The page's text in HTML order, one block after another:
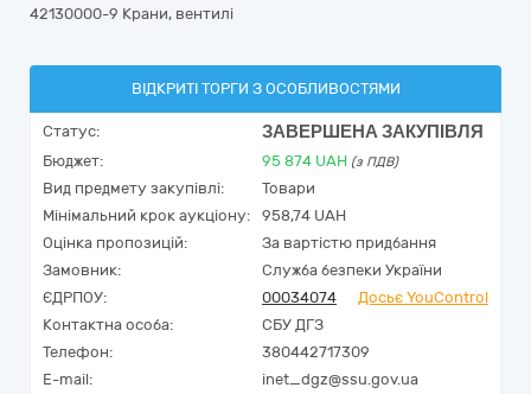
42130000-9 Крани, вентилі
ВІДКРИТІ ТОРГИ З ОСОБЛИВОСТЯМИ
Статус: ЗАВЕРШЕНА ЗАКУПІВЛЯ
Бюджет: 95 874 UAH (з ПДВ)
Вид предмету закупівлі:
Товари
Мінімальний крок аукціону:
958,74 UAH
Оцінка пропозицій:
За вартістю придбання
Замовник:
Служба безпеки України
ЄДРПОУ:
00034074
Досьє YouControl
Контактна особа:
СБУ ДГЗ
Телефон:
380442717309
E-mail:
inet_dgz@ssu.gov.ua